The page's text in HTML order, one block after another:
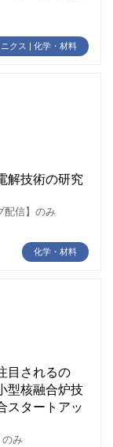
クス | 化学・材料
解技術の研究
配信】のみ
化学・材料
目されるの
型核融合炉技
スタートアッ
のみ